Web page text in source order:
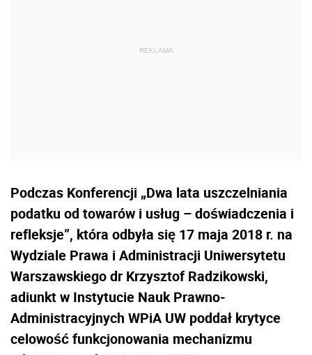
Podczas Konferencji „Dwa lata uszczelniania
podatku od towarów i usług – doświadczenia i
refleksje”, która odbyła się 17 maja 2018 r. na
Wydziale Prawa i Administracji Uniwersytetu
Warszawskiego dr Krzysztof Radzikowski,
adiunkt w Instytucie Nauk Prawno-
Administracyjnych WPiA UW poddał krytyce
celowość funkcjonowania mechanizmu